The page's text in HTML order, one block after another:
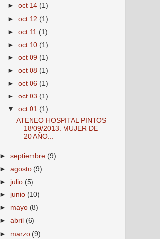
►oct 14 (1)
►oct 12 (1)
►oct 11 (1)
►oct 10 (1)
►oct 09 (1)
►oct 08 (1)
►oct 06 (1)
►oct 03 (1)
▼oct 01 (1)
ATENEO HOSPITAL PINTOS
18/09/2013. MUJER DE
20 AÑO...
►septiembre (9)
►agosto (9)
► julio (5)
► junio (10)
► mayo (8)
►abril (6)
► marzo (9)